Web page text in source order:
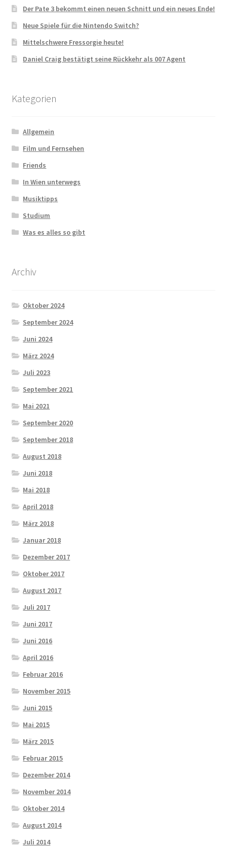
Der Pate 3 bekommt einen neuen Schnitt und ein neues Ende!
Neue Spiele für die Nintendo Switch?
Mittelschwere Fressorgie heute!
Daniel Craig bestätigt seine Rückkehr als 007 Agent
Kategorien
Allgemein
Film und Fernsehen
Friends
In Wien unterwegs
Musiktipps
Studium
Was es alles so gibt
Archiv
Oktober 2024
September 2024
Juni 2024
März 2024
Juli 2023
September 2021
Mai 2021
September 2020
September 2018
August 2018
Juni 2018
Mai 2018
April 2018
März 2018
Januar 2018
Dezember 2017
Oktober 2017
August 2017
Juli 2017
Juni 2017
Juni 2016
April 2016
Februar 2016
November 2015
Juni 2015
Mai 2015
März 2015
Februar 2015
Dezember 2014
November 2014
Oktober 2014
August 2014
Juli 2014